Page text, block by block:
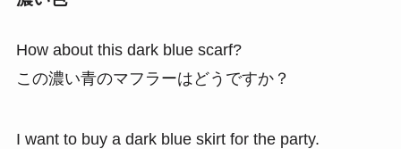
How about this dark blue scarf?
この濃い青のマフラーはどうですか？
I want to buy a dark blue skirt for the party.